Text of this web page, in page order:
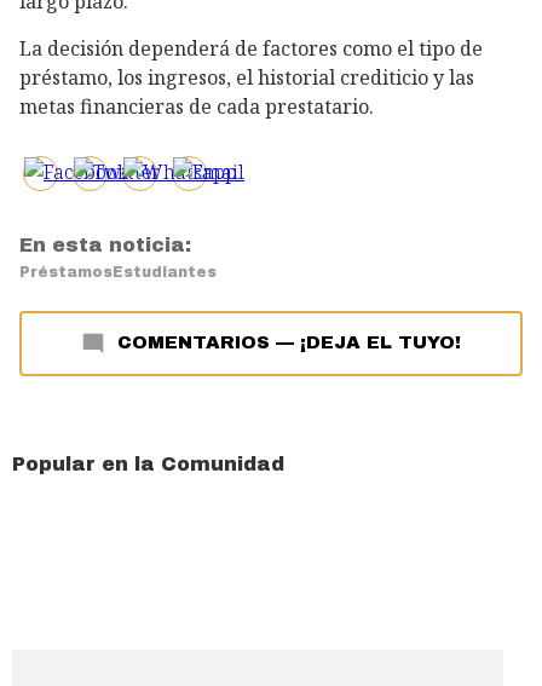
La decisión dependerá de factores como el tipo de
préstamo, los ingresos, el historial crediticio y las
metas financieras de cada prestatario.
En esta noticia:
PréstamosEstudiantes
COMENTARIOS — ¡DEJA EL TUYO!
Popular en la Comunidad